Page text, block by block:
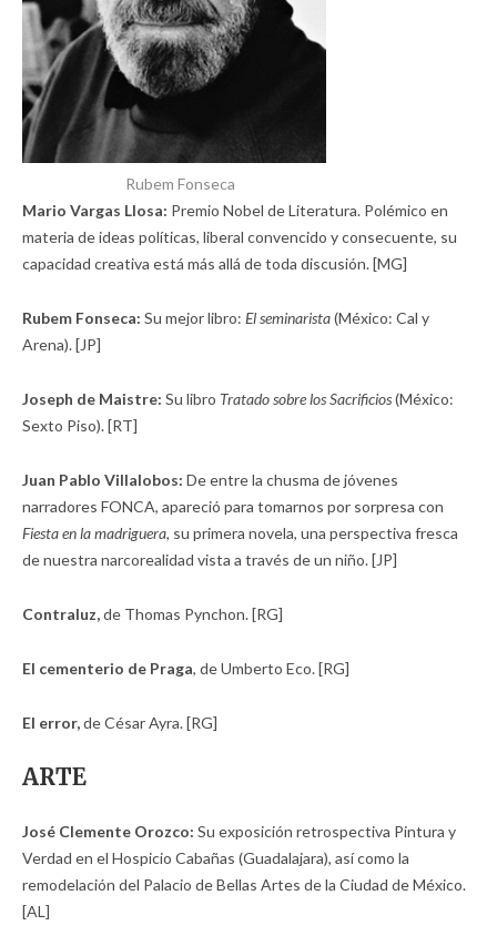
Rubem Fonseca
Mario Vargas Llosa: Premio Nobel de Literatura. Polémico en
materia de ideas políticas, liberal convencido y consecuente, su
capacidad creativa está más allá de toda discusión. [MG]
Rubem Fonseca: Su mejor libro: El seminarista(México: Cal y
Arena). [JP]
Joseph de Maistre: Su libro Tratado sobre los Sacrificios(México:
Sexto Piso). [RT]
Juan Pablo Villalobos: De entre la chusma de jóvenes
narradores FONCA, apareció para tomarnos por sorpresa con
Fiesta en la madriguera, su primera novela, una perspectiva fresca
de nuestra narcorealidad vista a través de un niño. [JP]
Contraluz,de Thomas Pynchon. [RG]
El cementerio de Praga, de Umberto Eco. [RG]
El error,de César Ayra. [RG]
ARTE
José Clemente Orozco: Su exposición retrospectiva Pintura y
Verdad en el Hospicio Cabañas (Guadalajara), así como la
remodelación del Palacio de Bellas Artes de la Ciudad de México.
[AL]